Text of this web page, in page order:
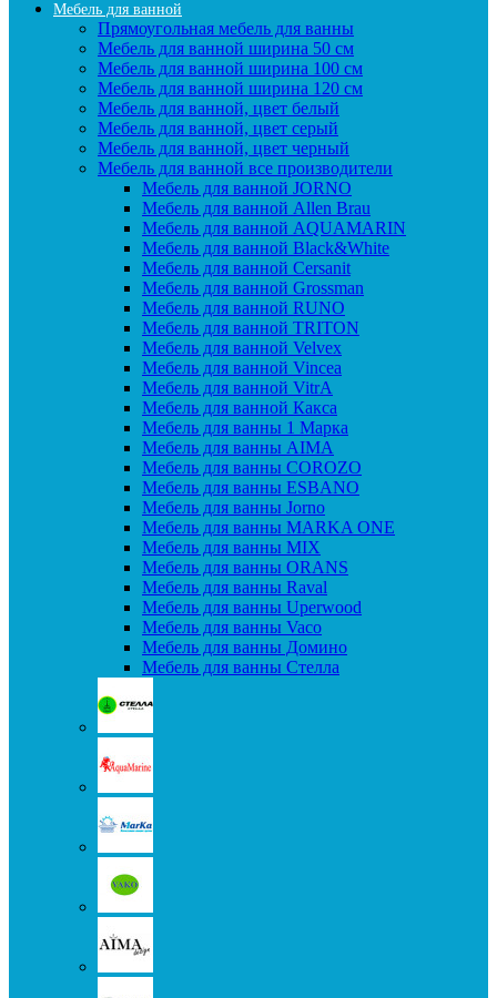
Мебель для ванной
Прямоугольная мебель для ванны
Мебель для ванной ширина 50 см
Мебель для ванной ширина 100 см
Мебель для ванной ширина 120 см
Мебель для ванной, цвет белый
Мебель для ванной, цвет серый
Мебель для ванной, цвет черный
Мебель для ванной все производители
Мебель для ванной JORNO
Мебель для ванной Allen Brau
Мебель для ванной AQUAMARIN
Мебель для ванной Black&White
Мебель для ванной Cersanit
Мебель для ванной Grossman
Мебель для ванной RUNO
Мебель для ванной TRITON
Мебель для ванной Velvex
Мебель для ванной Vincea
Мебель для ванной VitrA
Мебель для ванной Какса
Мебель для ванны 1 Марка
Мебель для ванны AIMA
Мебель для ванны COROZO
Мебель для ванны ESBANO
Мебель для ванны Jorno
Мебель для ванны MARKA ONE
Мебель для ванны MIX
Мебель для ванны ORANS
Мебель для ванны Raval
Мебель для ванны Uperwood
Мебель для ванны Vaco
Мебель для ванны Домино
Мебель для ванны Стелла